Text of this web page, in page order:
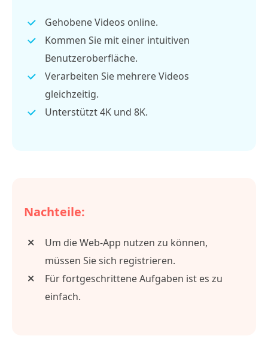
Gehobene Videos online.
Kommen Sie mit einer intuitiven
Benutzeroberfläche.
Verarbeiten Sie mehrere Videos
gleichzeitig.
Unterstützt 4K und 8K.
Nachteile:
Um die Web-App nutzen zu können,
müssen Sie sich registrieren.
Für fortgeschrittene Aufgaben ist es zu
einfach.